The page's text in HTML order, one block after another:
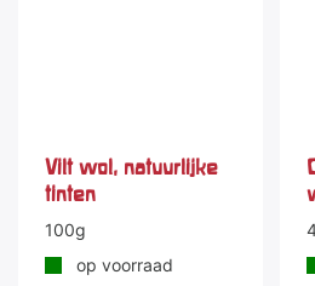
Vilt wol, natuurlijke
tinten
100g
op voorraad